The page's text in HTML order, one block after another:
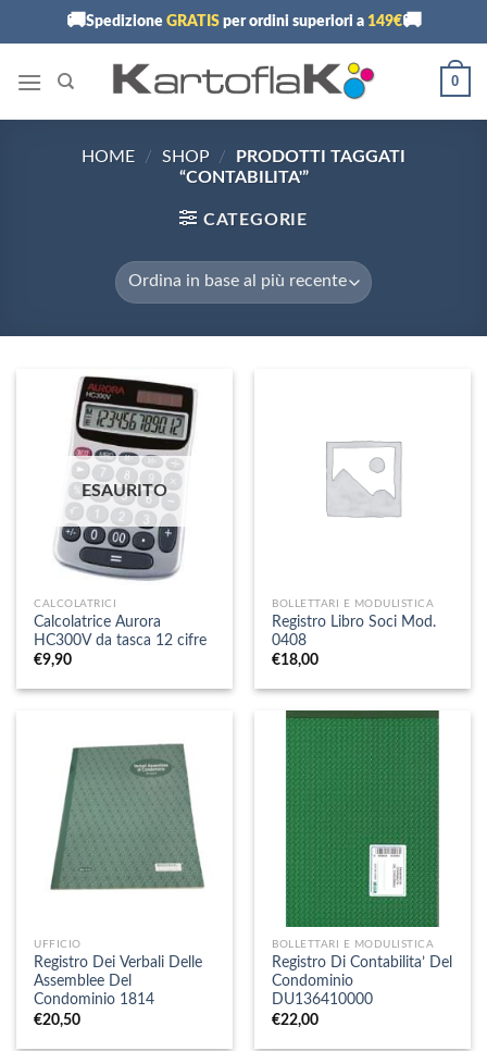
🚚Spedizione GRATISper ordini superiori a 149€🚚
0
HOME / SHOP /
PRODOTTI TAGGATI
“CONTABILITA'”
CATEGORIE
ESAURITO
CALCOLATRICI
Calcolatrice Aurora
HC300V da tasca 12 cifre
€9,90
BOLLETTARI E MODULISTICA
Registro Libro Soci Mod.
0408
€18,00
UFFICIO
Registro Dei Verbali Delle
Assemblee Del
Condominio 1814
€20,50
BOLLETTARI E MODULISTICA
Registro Di Contabilita’ Del
Condominio
DU136410000
€22,00